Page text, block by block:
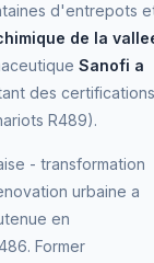
d'entrepots
de la
Sanofi a
des certifications
R489).
- transformation
urbaine a
en
Former